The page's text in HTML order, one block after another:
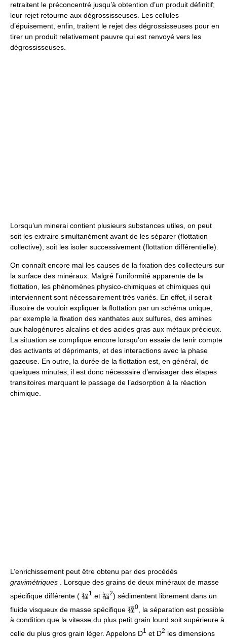
retraitent le préconcentré jusqu’à obtention d’un produit définitif;
leur rejet retourne aux dégrossisseuses. Les cellules
d’épuisement, enfin, traitent le rejet des dégrossisseuses pour en
tirer un produit relativement pauvre qui est renvoyé vers les
dégrossisseuses.
Lorsqu’un minerai contient plusieurs substances utiles, on peut
soit les extraire simultanément avant de les séparer (flottation
collective), soit les isoler successivement (flottation différentielle).
On connaît encore mal les causes de la fixation des collecteurs sur
la surface des minéraux. Malgré l’uniformité apparente de la
flottation, les phénomènes physico-chimiques et chimiques qui
interviennent sont nécessairement très variés. En effet, il serait
illusoire de vouloir expliquer la flottation par un schéma unique,
par exemple la fixation des xanthates aux sulfures, des amines
aux halogénures alcalins et des acides gras aux métaux précieux.
La situation se complique encore lorsqu’on essaie de tenir compte
des activants et déprimants, et des interactions avec la phase
gazeuse. En outre, la durée de la flottation est, en général, de
quelques minutes; il est donc nécessaire d’envisager des étapes
transitoires marquant le passage de l’adsorption à la réaction
chimique.
L’enrichissement peut être obtenu par des procédés
gravimétriques . Lorsque des grains de deux minéraux de masse
spécifique différente ( 福1 et 福2) sédimentent librement dans un
fluide visqueux de masse spécifique 福0
, la séparation est possible
à condition que la vitesse du plus petit grain lourd soit supérieure à
celle du plus gros grain léger. Appelons D1 et D2 les dimensions